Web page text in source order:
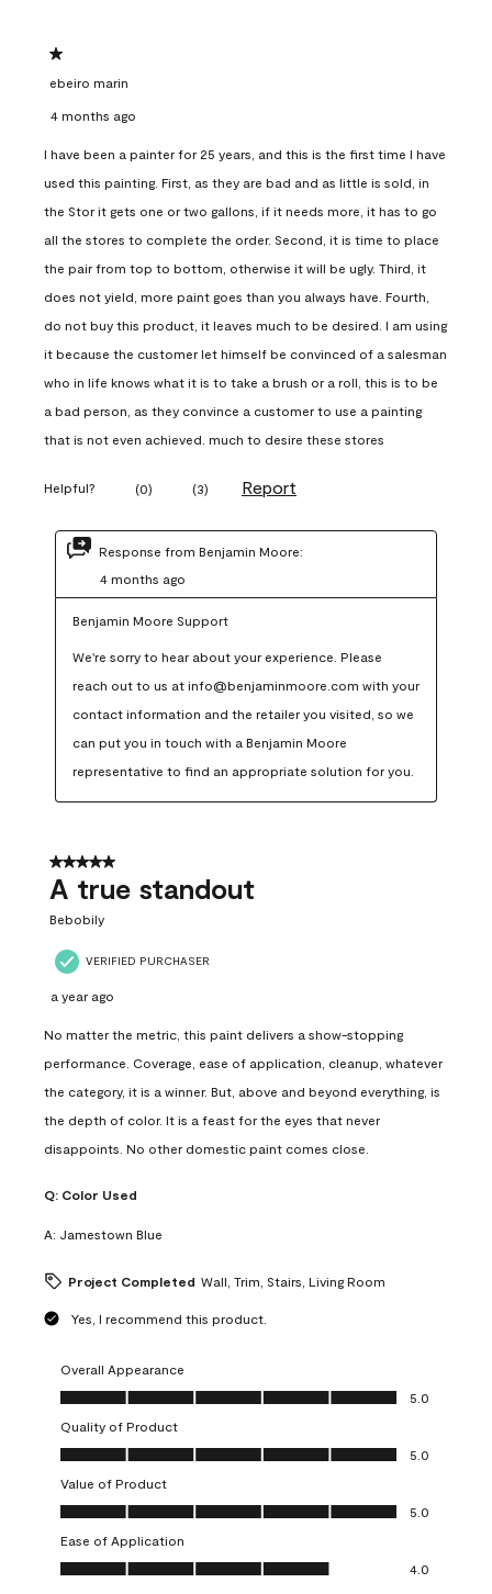
1 out of 5 stars.
ebeiro marin
4 months ago
I have been a painter for 25 years, and this is the first time I have
used this painting. First, as they are bad and as little is sold, in
the Stor it gets one or two gallons, if it needs more, it has to go
all the stores to complete the order. Second, it is time to place
the pair from top to bottom, otherwise it will be ugly. Third, it
does not yield, more paint goes than you always have. Fourth,
do not buy this product, it leaves much to be desired. I am using
it because the customer let himself be convinced of a salesman
who in life knows what it is to take a brush or a roll, this is to be
a bad person, as they convince a customer to use a painting
that is not even achieved. much to desire these stores
Helpful? (0) (3) Report
Response from Benjamin Moore:
4 months ago
Benjamin Moore Support
We're sorry to hear about your experience. Please
reach out to us at info@benjaminmoore.com with your
contact information and the retailer you visited, so we
can put you in touch with a Benjamin Moore
representative to find an appropriate solution for you.
5 out of 5 stars.
A true standout
Bebobily
VERIFIED PURCHASER
a year ago
No matter the metric, this paint delivers a show-stopping
performance. Coverage, ease of application, cleanup, whatever
the category, it is a winner. But, above and beyond everything, is
the depth of color. It is a feast for the eyes that never
disappoints. No other domestic paint comes close.
Q: Color Used
A: Jamestown Blue
Project Completed Wall, Trim, Stairs, Living Room
Yes, I recommend this product.
Overall Appearance
Overall Appearance, 5.0 out of 5
5.0
Quality of Product
Quality of Product, 5.0 out of 5
5.0
Value of Product
Value of Product, 5.0 out of 5
5.0
Ease of Application
Ease of Application, 4.0 out of 5
4.0